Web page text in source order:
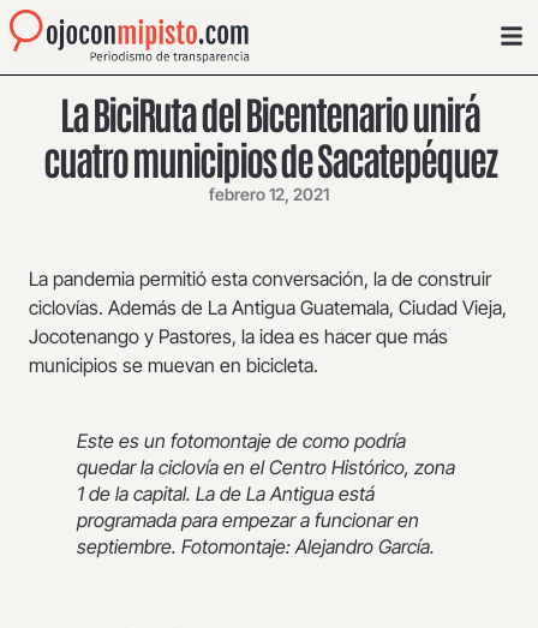
La BiciRuta del Bicentenario unirá
cuatro municipios de Sacatepéquez
febrero 12, 2021
La pandemia permitió esta conversación, la de construir
ciclovías. Además de La Antigua Guatemala, Ciudad Vieja,
Jocotenango y Pastores, la idea es hacer que más
municipios se muevan en bicicleta.
Este es un fotomontaje de como podría
quedar la ciclovía en el Centro Histórico, zona
1 de la capital. La de La Antigua está
programada para empezar a funcionar en
septiembre. Fotomontaje: Alejandro García.